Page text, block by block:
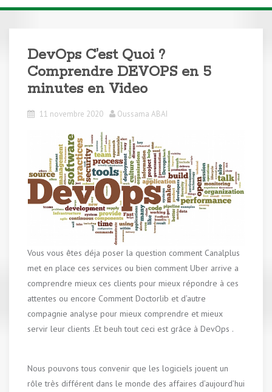
DevOps C’est Quoi ?
Comprendre DEVOPS en 5
minutes en Video
11 novembre 2020 Oussama ABAI
Vous vous êtes déja poser la question comment Canalplus
met en place ces services ou bien comment Uber arrive a
comprendre mieux ces clients pour mieux répondre à ces
attentes ou encore Comment Doctorlib et d’autre
compagnie analyse pour mieux comprendre et mieux
servir leur clients .Et beuh tout ceci est grâce à DevOps .
Nous pouvons tous convenir que les logiciels jouent un
rôle très différent dans le monde des affaires d’aujourd’hui